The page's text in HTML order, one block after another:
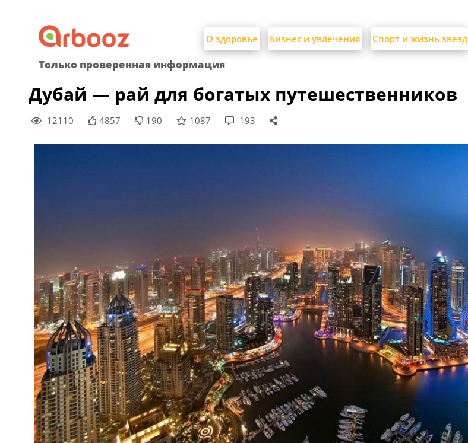
content
О здоровье Бизнес и увлечения Спорт и жизнь звезд
Только проверенная информация
Дубай — рай для богатых путешественников
12110 4857 190 1087 193